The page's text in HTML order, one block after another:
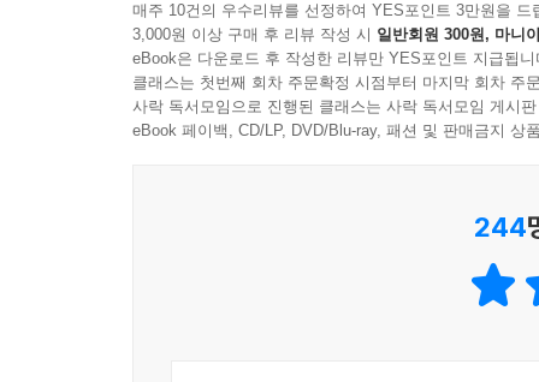
중년에 다다른 탐정 필립 말로
그 비열한 거리에 버티고 서 있는 한 남자의 초상
이 작품에서 말로는 테리 레녹스라는 인물로 인
그러나 『기나긴 이별』에서 중년에 이른 필립
쓰디쓴 무관심으로 변했고, 비정한 현실을 뼈저
매주 10건의 우수리뷰를 선정하여 YES포인트 3만원을 드
3,000원 이상 구매 후 리뷰 작성 시 일반회원 300원, 마니
eBook은 다운로드 후 작성한 리뷰만 YES포인트 지급됩니
클래스는 첫번째 회차 주문확정 시점부터 마지막 회차 주
사락 독서모임으로 진행된 클래스는 사락 독서모임 게시
eBook 페이백, CD/LP, DVD/Blu-ray, 패션 및 판매금지 상
244